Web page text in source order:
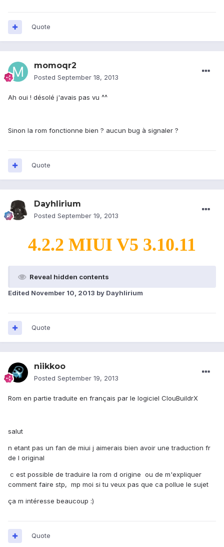
Quote
momoqr2
Posted September 18, 2013
Ah oui ! désolé j'avais pas vu ^^
Sinon la rom fonctionne bien ? aucun bug à signaler ?
Quote
Dayhlirium
Posted September 19, 2013
4.2.2 MIUI V5 3.10.11
Reveal hidden contents
Edited November 10, 2013 by Dayhlirium
Quote
niikkoo
Posted September 19, 2013
Rom en partie traduite en français par le logiciel ClouBuildrX
salut
n etant pas un fan de miui j aimerais bien avoir une traduction fr
de l original
c est possible de traduire la rom d origine ou de m'expliquer
comment faire stp, mp moi si tu veux pas que ca pollue le sujet
ça m intéresse beaucoup :)
Quote